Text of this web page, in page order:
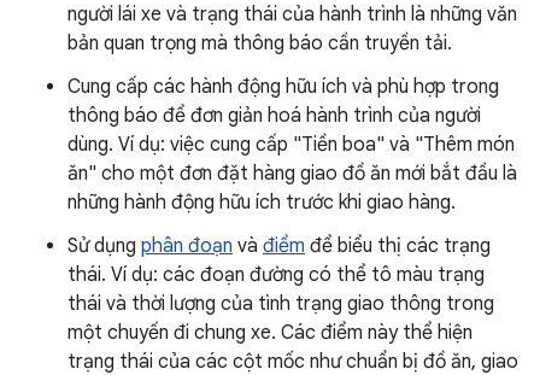
người lái xe và trạng thái của hành trình là những văn
bản quan trọng mà thông báo cần truyền tải.
Cung cấp các hành động hữu ích và phù hợp trong
thông báo để đơn giản hoá hành trình của người
dùng. Ví dụ: việc cung cấp "Tiền boa" và "Thêm món
ăn" cho một đơn đặt hàng giao đồ ăn mới bắt đầu là
những hành động hữu ích trước khi giao hàng.
Sử dụng phân đoạn và điểm để biểu thị các trạng
thái. Ví dụ: các đoạn đường có thể tô màu trạng
thái và thời lượng của tình trạng giao thông trong
một chuyến đi chung xe. Các điểm này thể hiện
trạng thái của các cột mốc như chuẩn bị đồ ăn, giao